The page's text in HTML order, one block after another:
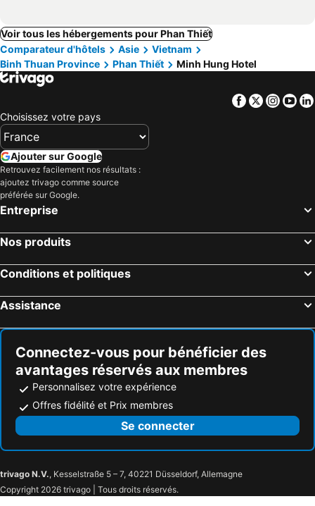
Voir tous les hébergements pour Phan Thiết
Comparateur d'hôtels
Asie
Vietnam
Binh Thuan Province
Phan Thiết Minh Hung Hotel
Facebook
Twitter
Choisissez votre pays
Ajouter sur Google
Retrouvez facilement nos résultats :
ajoutez trivago comme source
préférée sur Google.
Entreprise
Nos produits
Conditions et politiques
Assistance
Connectez-vous pour bénéficier des
avantages réservés aux membres
Personnalisez votre expérience
Offres fidélité et Prix membres
Se connecter
trivago N.V., Kesselstraße 5 – 7, 40221 Düsseldorf, Allemagne
Copyright 2026 trivago | Tous droits réservés.